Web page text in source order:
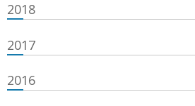
2018
2017
2016